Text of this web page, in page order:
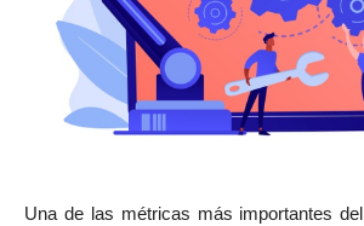
Una de las métricas más importantes del